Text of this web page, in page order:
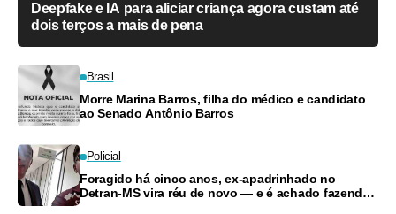
Deepfake e IA para aliciar criança agora custam até
dois terços a mais de pena
Brasil
Morre Marina Barros, filha do médico e candidato
ao Senado Antônio Barros
Policial
Foragido há cinco anos, ex-apadrinhado no
Detran-MS vira réu de novo — e é achado fazendo